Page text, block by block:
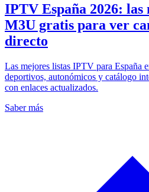
IPTV España 2026: las
M3U gratis para ver
directo
Las mejores listas IPTV para España
deportivos, autonómicos y catálogo
con enlaces actualizados.
Saber más